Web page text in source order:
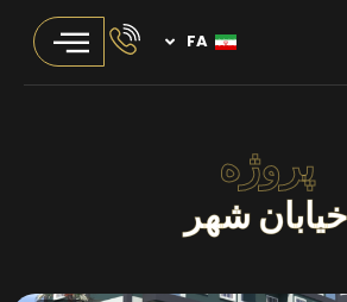
FA
پروژه
خیابان شهر